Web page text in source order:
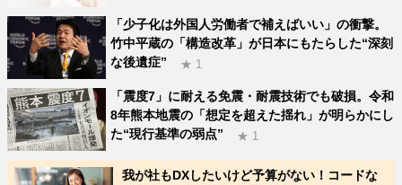
「少子化は外国人労働者で補えばいい」の衝撃。
竹中平蔵の「構造改革」が日本にもたらした“深刻
な後遺症”
★ 1
「震度7」に耐える免震・耐震技術でも破損。令和
8年熊本地震の「想定を超えた揺れ」が明らかにし
た“現行基準の弱点”
★ 1
我が社もDXしたいけど予算がない！コードな